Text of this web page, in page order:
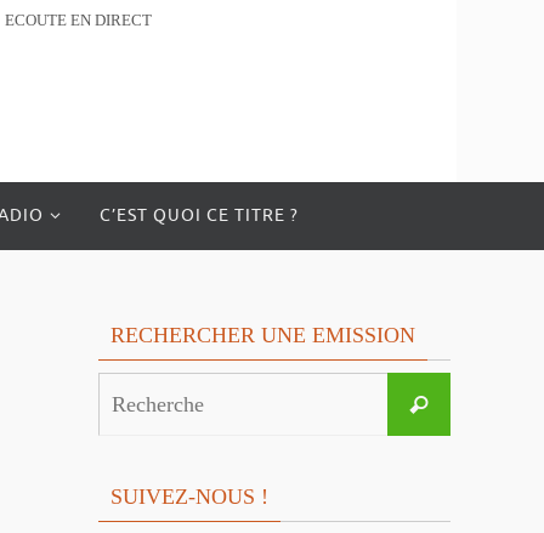
ECOUTE EN DIRECT
C’EST QUOI CE TITRE ?
RECHERCHER UNE EMISSION
Recherche
SUIVEZ-NOUS !